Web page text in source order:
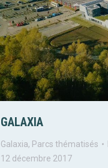
GALAXIA
Galaxia, Parcs thématisés
12 décembre 2017